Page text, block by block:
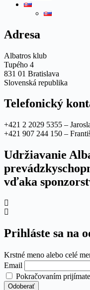
Adresa
Albatros klub
Tupého 4
831 01 Bratislava
Slovenská republika
Telefonický
+421 2 2029 5355 –
+421 907 244 150 –
Udržiavanie
vďaka
Prihláste sa na
Krstné meno alebo celé
Email
Pokračovaním